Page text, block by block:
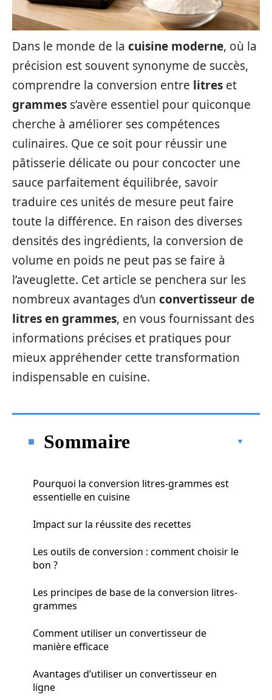
Dans le monde de la cuisine moderne, où la
précision est souvent synonyme de succès,
comprendre la conversion entre litres et
grammes s’avère essentiel pour quiconque
cherche à améliorer ses compétences
culinaires. Que ce soit pour réussir une
pâtisserie délicate ou pour concocter une
sauce parfaitement équilibrée, savoir
traduire ces unités de mesure peut faire
toute la différence. En raison des diverses
densités des ingrédients, la conversion de
volume en poids ne peut pas se faire à
l’aveuglette. Cet article se penchera sur les
nombreux avantages d’un convertisseur de
litres en grammes, en vous fournissant des
informations précises et pratiques pour
mieux appréhender cette transformation
indispensable en cuisine.
Sommaire
Pourquoi la conversion litres-grammes est
essentielle en cuisine
Impact sur la réussite des recettes
Les outils de conversion : comment choisir le
bon ?
Les principes de base de la conversion litres-
grammes
Comment utiliser un convertisseur de
manière efficace
Avantages d’utiliser un convertisseur en
ligne